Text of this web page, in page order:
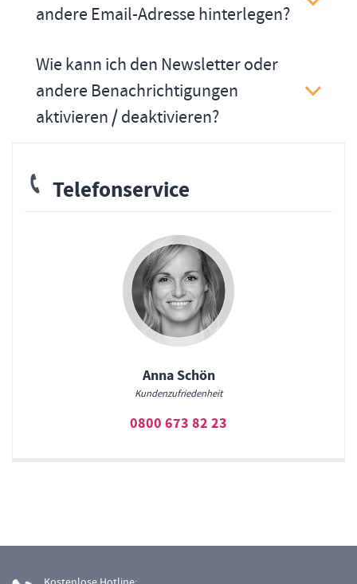
andere Email-Adresse hinterlegen?
Wie kann ich den Newsletter oder
andere Benachrichtigungen
aktivieren / deaktivieren?
Telefonservice
Anna Schön
Kundenzufriedenheit
0800 673 82 23